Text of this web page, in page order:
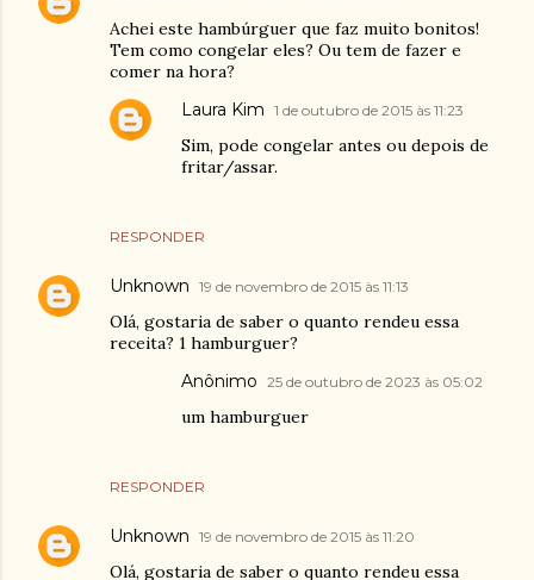
Achei este hambúrguer que faz muito bonitos!
Tem como congelar eles? Ou tem de fazer e
comer na hora?
RESPONDER
Laura Kim 1 de outubro de 2015 às 11:23
Sim, pode congelar antes ou depois de
fritar/assar.
Unknown 19 de novembro de 2015 às 11:13
Olá, gostaria de saber o quanto rendeu essa
receita? 1 hamburguer?
RESPONDER
Anônimo 25 de outubro de 2023 às 05:02
um hamburguer
Unknown 19 de novembro de 2015 às 11:20
Olá, gostaria de saber o quanto rendeu essa